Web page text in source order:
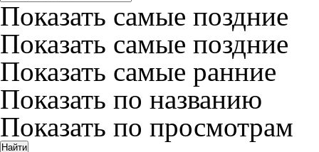
Показать самые поздние
Показать самые поздние
Показать самые ранние
Показать по названию
Показать по просмотрам